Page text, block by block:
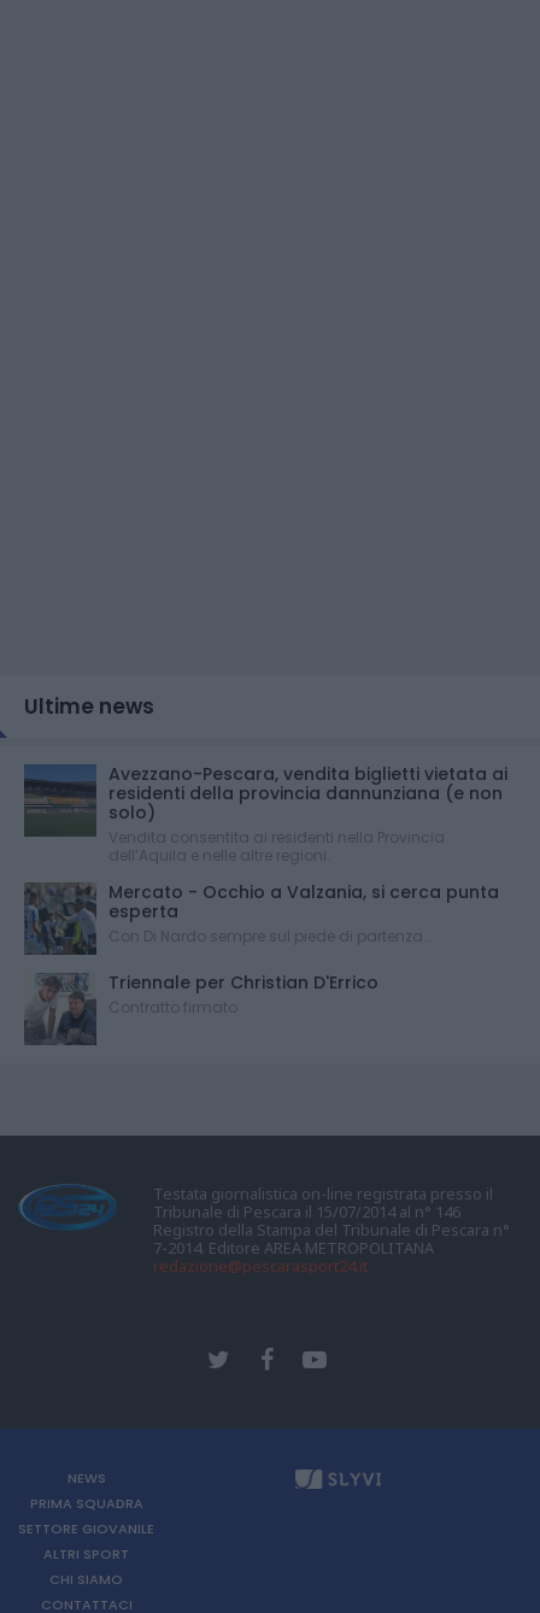
Ultime news
Avezzano-Pescara, vendita biglietti vietata ai
residenti della provincia dannunziana (e non
solo)
Vendita consentita ai residenti nella Provincia
dell’Aquila e nelle altre regioni.
Mercato - Occhio a Valzania, si cerca punta
esperta
Con Di Nardo sempre sul piede di partenza...
Triennale per Christian D'Errico
Contratto firmato
Testata giornalistica on-line registrata presso il
Tribunale di Pescara il 15/07/2014 al n° 146
Registro della Stampa del Tribunale di Pescara n°
7-2014. Editore AREA METROPOLITANA
redazione@pescarasport24.it
NEWS
PRIMA SQUADRA
SETTORE GIOVANILE
ALTRI SPORT
CHI SIAMO
CONTATTACI